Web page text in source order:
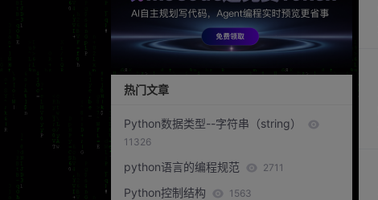
热门文章
Python数据类型--字符串（string）
11326
python语言的编程规范 2711
Python控制结构 1563